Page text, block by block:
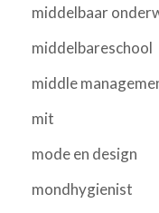
middelbaar
middelbareschool
middle
mit
mode en design
mondhygienist